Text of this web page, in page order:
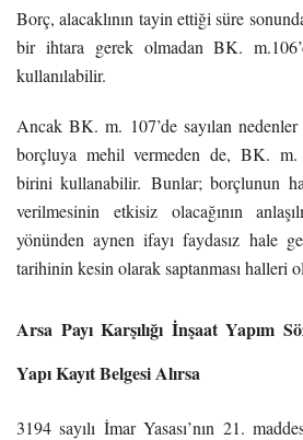
Borç, alacaklının tayin ettiği süre
bir ihtara gerek olmadan BK.
kullanılabilir.
Ancak BK. m. 107’de sayılan
borçluya mehil vermeden de, BK. m.
birini kullanabilir. Bunlar; borçlunun
verilmesinin etkisiz olacağının
yönünden aynen ifayı faydasız hale
tarihinin kesin olarak saptanması halleri
Arsa Payı Karşılığı İnşaat Yapım
Yapı Kayıt Belgesi Alırsa
3194 sayılı İmar Yasası’nın 21.